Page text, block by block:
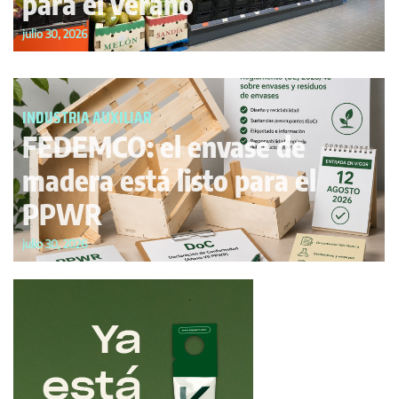
julio 30, 2026
INDUSTRIA AUXILIAR
FEDEMCO: el envase de
madera está listo para el
PPWR
julio 30, 2026